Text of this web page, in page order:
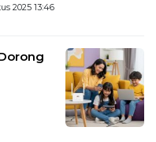
2025 13:46